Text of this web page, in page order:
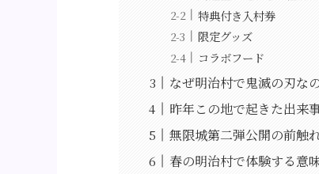
特典付き入村券
限定グッズ
コラボフード
なぜ明治村で鬼滅の刃な
昨年この地で起きた出来
無限城第二弾公開の前触
春の明治村で体験する意